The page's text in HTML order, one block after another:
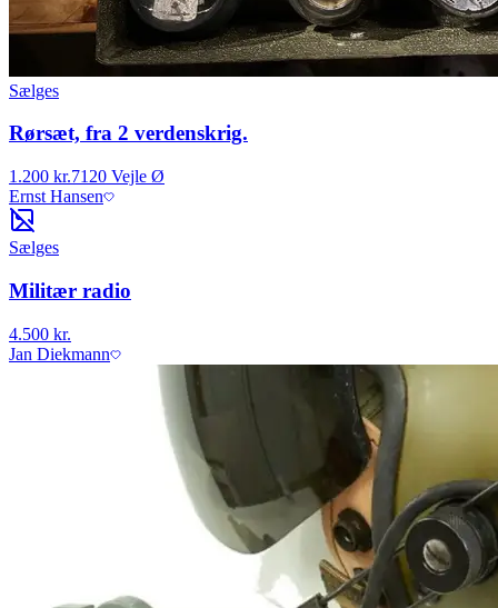
Sælges
Rørsæt, fra 2 verdenskrig.
1.200 kr.7120 Vejle Ø
Ernst Hansen
Sælges
Militær radio
4.500 kr.
Jan Diekmann